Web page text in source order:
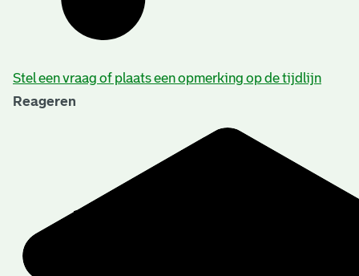
Stel een vraag of plaats een opmerking op de tijdlijn
Reageren